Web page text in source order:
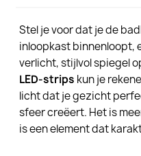
Stel je voor dat je de
inloopkast binnenloopt,
verlicht, stijlvol spiegel
LED-strips kun je
licht dat je gezicht
sfeer creëert. Het is
is een element dat